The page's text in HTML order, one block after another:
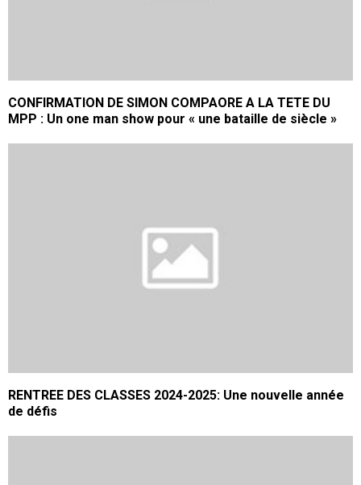
CONFIRMATION DE SIMON COMPAORE A LA TETE DU
MPP : Un one man show pour « une bataille de siècle »
RENTREE DES CLASSES 2024-2025: Une nouvelle année
de défis